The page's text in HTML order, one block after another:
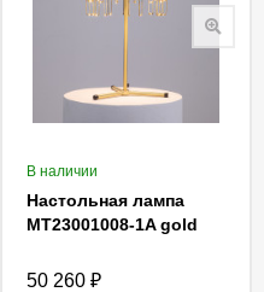
В наличии
Настольная лампа
MT23001008-1A gold
50 260 ₽